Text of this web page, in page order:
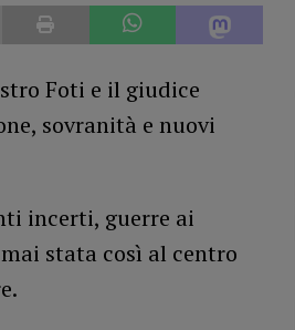
Foti e il giudice
sovranità e nuovi
incerti, guerre ai
stata così al centro